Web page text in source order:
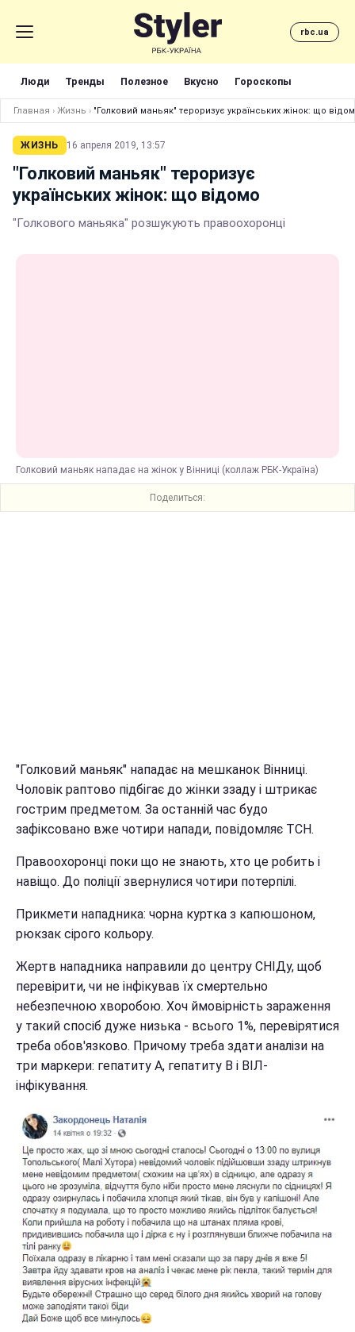
rbc.ua
Люди Тренды Полезное Вкусно Гороскопы
Главная › Жизнь › "Голковий маньяк" тероризує українських жінок: що
ЖИЗНЬ 16 апреля 2019, 13:57
"Голковий маньяк" тероризує
українських жінок: що відомо
"Голкового маньяка" розшукують правоохоронці
Голковий маньяк нападає на жінок у Вінниці (коллаж РБК-Україна)
Поделиться:
"Голковий маньяк" нападає на мешканок Вінниці.
Чоловік раптово підбігає до жінки ззаду і штрикає
гострим предметом. За останній час будо
зафіксовано вже чотири напади, повідомляє ТСН.
Правоохоронці поки що не знають, хто це робить і
навіщо. До поліції звернулися чотири потерпілі.
Прикмети нападника: чорна куртка з капюшоном,
рюкзак сірого кольору.
Жертв нападника направили до центру СНІДу, щоб
перевірити, чи не інфікував їх смертельно
небезпечною хворобою. Хоч ймовірність зараження
у такий спосіб дуже низька - всього 1%, перевірятися
треба обов'язково. Причому треба здати аналізи на
три маркери: гепатиту А, гепатиту B і ВІЛ-
інфікування.